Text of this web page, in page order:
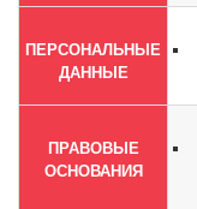
ПЕРСОНАЛЬНЫЕ
ДАННЫЕ
ПРАВОВЫЕ
ОСНОВАНИЯ